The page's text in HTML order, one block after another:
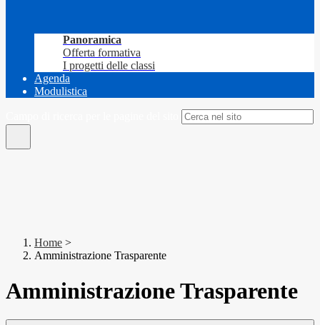
Panoramica
Offerta formativa
I progetti delle classi
Agenda
Modulistica
Home >
Amministrazione Trasparente
Amministrazione Trasparente